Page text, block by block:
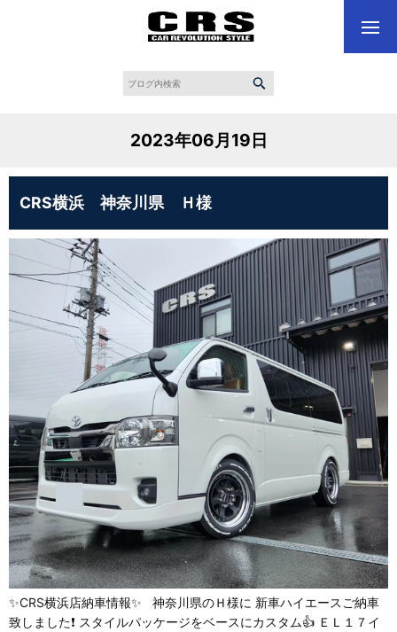
2023年06月19日
CRS横浜 神奈川県 Ｈ様
✨CRS横浜店納車情報✨ 神奈川県のＨ様に 新車ハイエースご納車
致しました❗ スタイルパッケージをベースにカスタム👍 ＥＬ１７イ